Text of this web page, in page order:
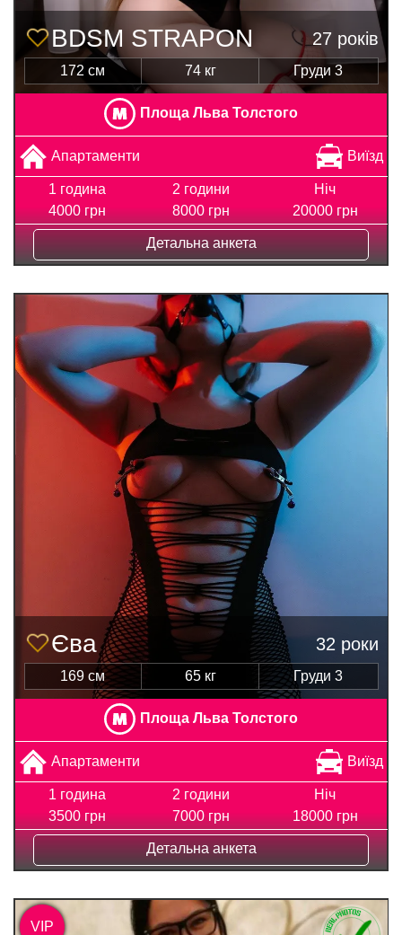
BDSM STRAPON 27 років
172 см 74 кг Груди 3
Площа Льва Толстого
Апартаменти Виїзд
1 година
4000 грн
2 години
8000 грн
Ніч
20000 грн
Детальна анкета
Єва 32 роки
169 см 65 кг Груди 3
Площа Льва Толстого
Апартаменти Виїзд
1 година
3500 грн
2 години
7000 грн
Ніч
18000 грн
Детальна анкета
VIP